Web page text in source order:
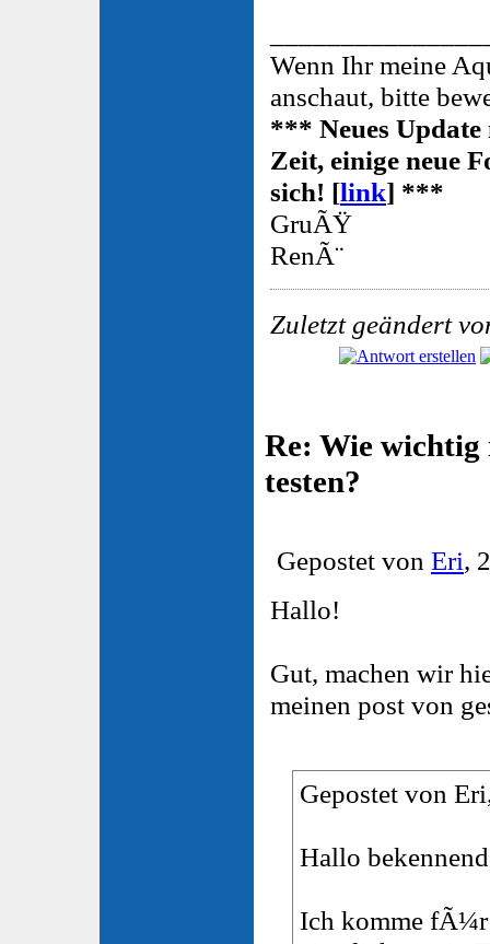
Wenn Ihr meine
anschaut, bitte
*** Neues Update
Zeit, einige neue
sich! [link] ***
GruÃŸ
RenÃ¨
Zuletzt geändert
Re: Wie wichtig
testen?
Gepostet von Eri,
Hallo!
Gut, machen wir
meinen post von
Gepostet von
Hallo
Ich komme